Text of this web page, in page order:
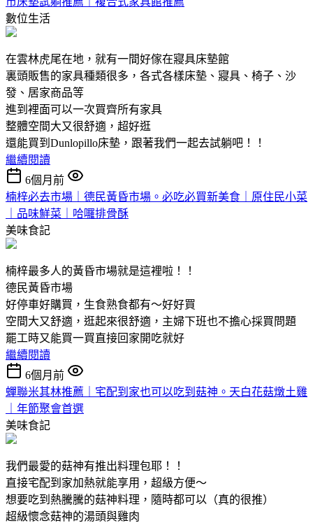
數位生活
在雲林虎尾在地，就有一間好傢在寢具床墊館
裏頭販售的家具種類很多，各式各樣床墊、寢具、椅子、沙
發、居家商品等
進到裡面可以一次買齊所有家具
整體空間大又很舒適，超好逛
還能買到Dunlopillo床墊，跟著我們一起去試躺吧！！
繼續閱讀
6個月前
楠梓必去市場｜德民黃昏市場。必吃必買新美食｜原住民小菜
｜品味鮮菜｜哈囉排骨酥
美味食記
楠梓最多人的黃昏市場就是這裡啦！！
德民黃昏市場
好停車好購買，生食熟食都有～好好買
空間大又舒適，逛起來很舒適，主婦下班也不擔心採買問題
罷工時又能買一買直接回家開吃就好
繼續閱讀
6個月前
蟬聯米其林推薦｜宅配到家也可以吃到菇神。天白花菇燉土雞
｜年節聚會首選
美味食記
我們最愛的菇神有推出料理包耶！！
直接宅配到家加熱就能享用，超級方便～
想要吃到熱騰騰的菇神料理，隨時都可以（真的很推）
超級懷念菇神的湯頭與雞肉